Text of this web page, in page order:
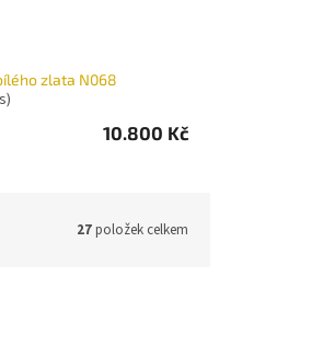
zlata N068
10.800 Kč
27položek celkem